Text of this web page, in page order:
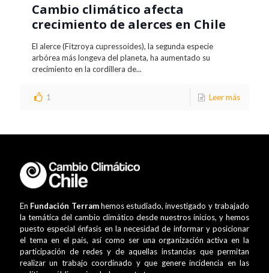
Cambio climático afecta
crecimiento de alerces en Chile
El alerce (Fitzroya cupressoides), la segunda especie
arbórea más longeva del planeta, ha aumentado su
crecimiento en la cordillera de...
1 Leer más
En Fundación Terramhemos estudiado, investigado y trabajado
la temática del cambio climático desde nuestros inicios, y hemos
puesto especial énfasis en la necesidad de informar y posicionar
el tema en el país, así como ser una organización activa en la
participación de redes y de aquellas instancias que permitan
realizar un trabajo coordinado y que genere incidencia en las